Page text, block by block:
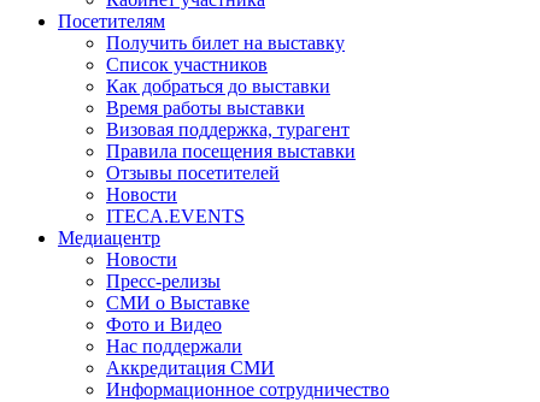
Посетителям
Получить билет на выставку
Список участников
Как добраться до выставки
Время работы выставки
Визовая поддержка, турагент
Правила посещения выставки
Отзывы посетителей
Новости
ITECA.EVENTS
Медиацентр
Новости
Пресс-релизы
СМИ о Выставке
Фото и Видео
Нас поддержали
Аккредитация СМИ
Информационное сотрудничество